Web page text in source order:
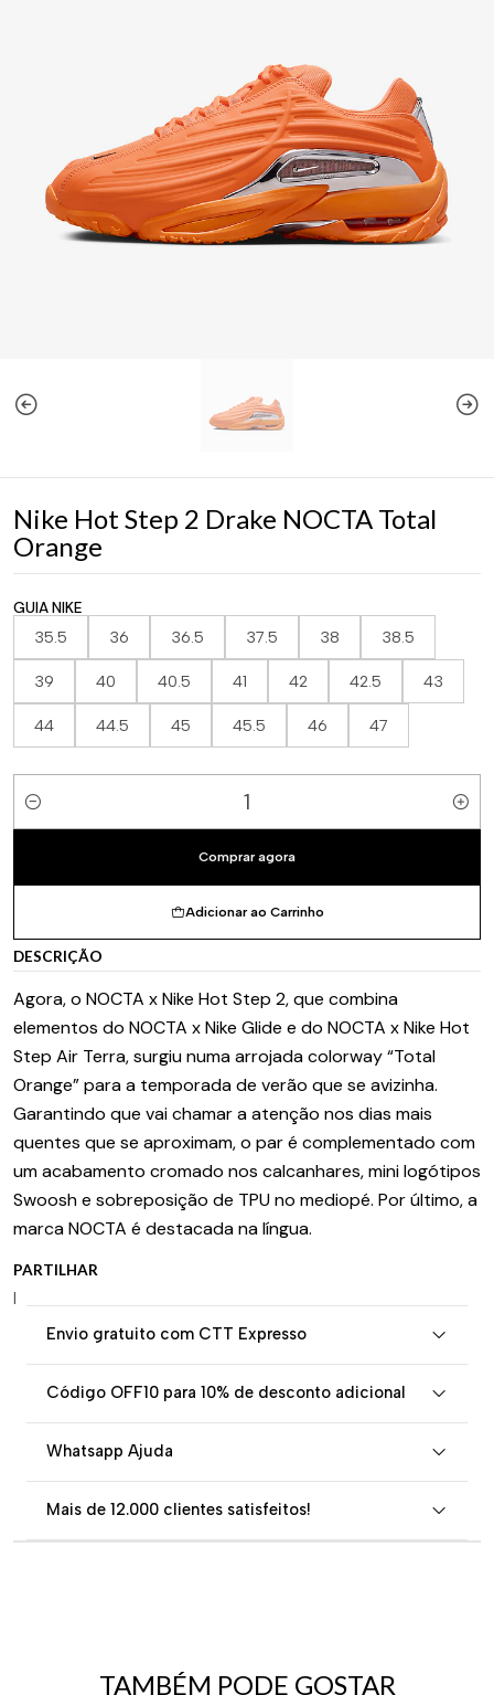
Nike Hot Step 2 Drake NOCTA Total
Orange
GUIA NIKE
35.5 36 36.5 37.5 38 38.5
39 40 40.5 41 42 42.5 43
44 44.5 45 45.5 46 47
Quantidade
Adicionar ao Carrinho
Comprar agora
DESCRIÇÃO
Agora, o NOCTA x Nike Hot Step 2, que combina
elementos do NOCTA x Nike Glide e do NOCTA x Nike Hot
Step Air Terra, surgiu numa arrojada colorway “Total
Orange” para a temporada de verão que se avizinha.
Garantindo que vai chamar a atenção nos dias mais
quentes que se aproximam, o par é complementado com
um acabamento cromado nos calcanhares, mini logótipos
Swoosh e sobreposição de TPU no mediopé. Por último, a
marca NOCTA é destacada na língua.
PARTILHAR
|
Envio gratuito com CTT Expresso
Código OFF10 para 10% de desconto adicional
Whatsapp Ajuda
Mais de 12.000 clientes satisfeitos!
TAMBÉM PODE GOSTAR